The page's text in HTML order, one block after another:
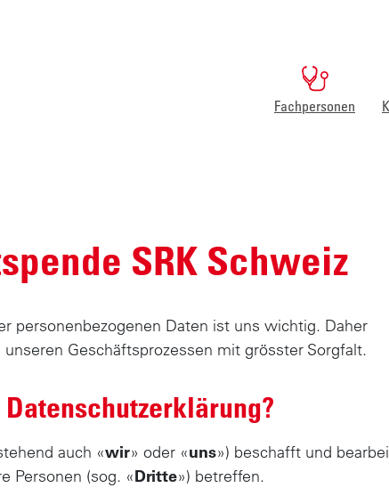
Fachpersonen
SRK Schweiz
personenbezogenen Daten ist uns wichtig. Daher
Geschäftsprozessen mit grösster Sorgfalt.
auch «wir» oder «uns») beschafft und
Personen (sog. «Dritte») betreffen.